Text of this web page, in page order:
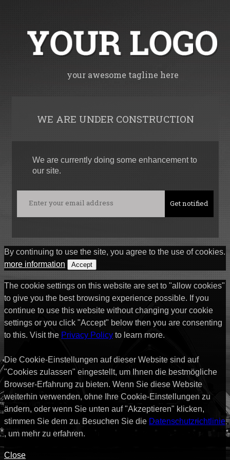
your awesome tagline here
WE ARE UNDER CONSTRUCTION
We are currently doing some enhancement to
our site.
By continuing to use the site, you agree to the use of cookies.
more information
Accept
The cookie settings on this website are set to "allow cookies"
to give you the best browsing experience possible. If you
continue to use this website without changing your cookie
settings or you click "Accept" below then you are consenting
to this. Visit the Privacy Policy to learn more.
Die Cookie-Einstellungen auf dieser Website sind auf
"Cookies zulassen" eingestellt, um Ihnen die bestmögliche
Browser-Erfahrung zu bieten. Wenn Sie diese Website
weiterhin verwenden, ohne Ihre Cookie-Einstellungen zu
ändern, oder wenn Sie unten auf "Akzeptieren" klicken,
stimmen Sie dem zu. Besuchen Sie die Datenschutzrichtlinie
, um mehr zu erfahren.
Close